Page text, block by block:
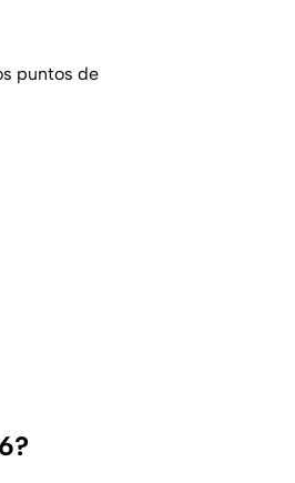
puntos de